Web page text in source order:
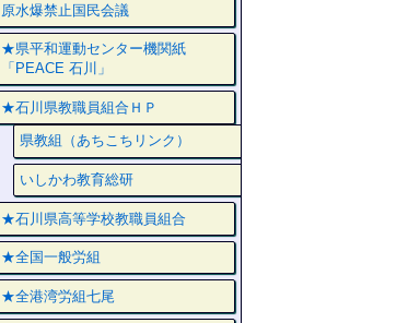
原水爆禁止国民会議
★県平和運動センター機関紙
「PEACE 石川」
★石川県教職員組合ＨＰ
県教組（あちこちリンク）
いしかわ教育総研
★石川県高等学校教職員組合
★全国一般労組
★全港湾労組七尾